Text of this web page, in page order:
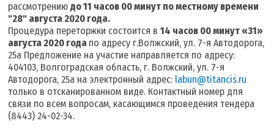
рассмотрениюдо 11 часов 00 минут по местному времени
"28" августа 2020 года.
Процедура переторжки состоится в14 часов 00 минут «31»
августа 2020 года по адресу г.Волжский, ул. 7-я Автодорога,
25а Предложение на участие направляется по адресу:
404103, Волгоградская область, г. Волжский, ул. 7-я
Автодорога, 25а на электронный адрес: labun@titancis.ru
только в отсканированном виде. Контактный номер для
связи по всем вопросам, касающимся проведения тендера
(8443) 24-02-34.